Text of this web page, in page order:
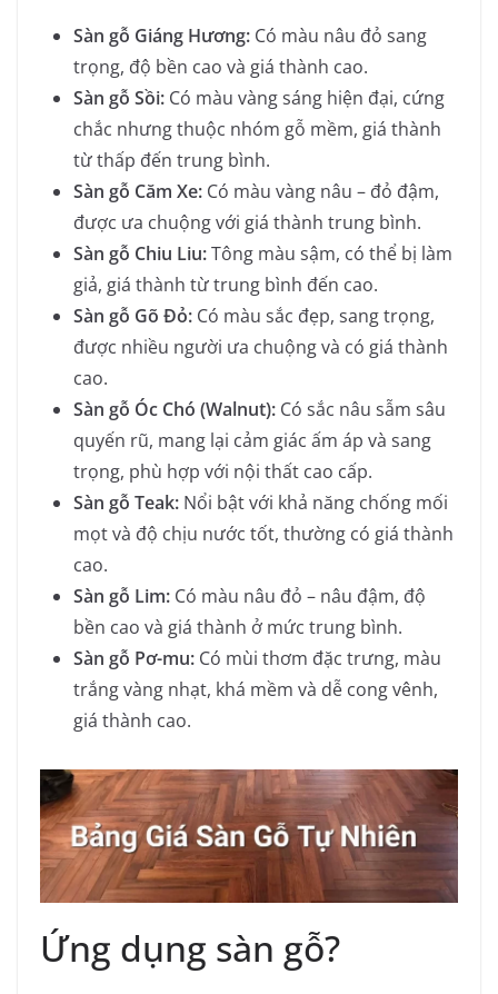
Sàn gỗ Giáng Hương: Có màu nâu đỏ sang
trọng, độ bền cao và giá thành cao.
Sàn gỗ Sồi: Có màu vàng sáng hiện đại, cứng
chắc nhưng thuộc nhóm gỗ mềm, giá thành
từ thấp đến trung bình.
Sàn gỗ Căm Xe: Có màu vàng nâu – đỏ đậm,
được ưa chuộng với giá thành trung bình.
Sàn gỗ Chiu Liu:Tông màu sậm, có thể bị làm
giả, giá thành từ trung bình đến cao.
Sàn gỗ Gõ Đỏ: Có màu sắc đẹp, sang trọng,
được nhiều người ưa chuộng và có giá thành
cao.
Sàn gỗ Óc Chó (Walnut): Có sắc nâu sẫm sâu
quyến rũ, mang lại cảm giác ấm áp và sang
trọng, phù hợp với nội thất cao cấp.
Sàn gỗ Teak: Nổi bật với khả năng chống mối
mọt và độ chịu nước tốt, thường có giá thành
cao.
Sàn gỗ Lim: Có màu nâu đỏ – nâu đậm, độ
bền cao và giá thành ở mức trung bình.
Sàn gỗ Pơ-mu: Có mùi thơm đặc trưng, màu
trắng vàng nhạt, khá mềm và dễ cong vênh,
giá thành cao.
Ứng dụng sàn gỗ?